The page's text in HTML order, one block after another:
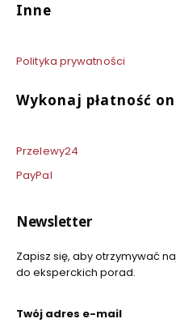
Inne
Polityka prywatności
Wykonaj płatność
Przelewy24
PayPal
Newsletter
Zapisz się, aby otrzymywać
do eksperckich porad.
Twój adres e-mail